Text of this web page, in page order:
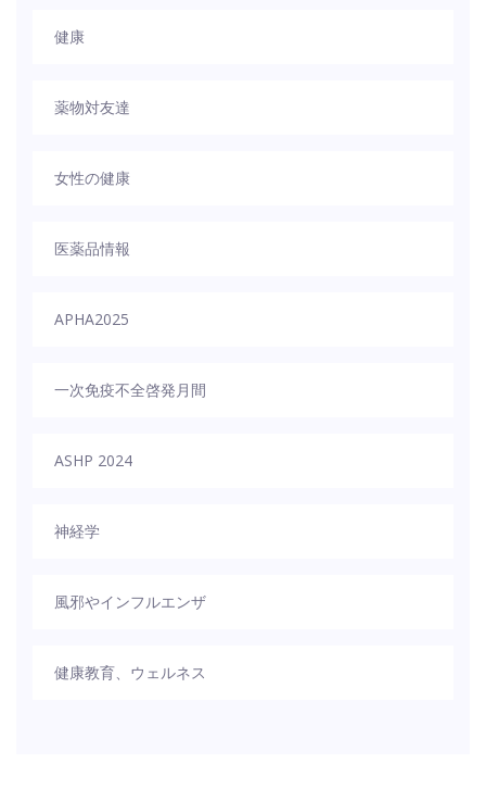
健康
薬物対友達
女性の健康
医薬品情報
APHA2025
一次免疫不全啓発月間
ASHP 2024
神経学
風邪やインフルエンザ
健康教育、ウェルネス